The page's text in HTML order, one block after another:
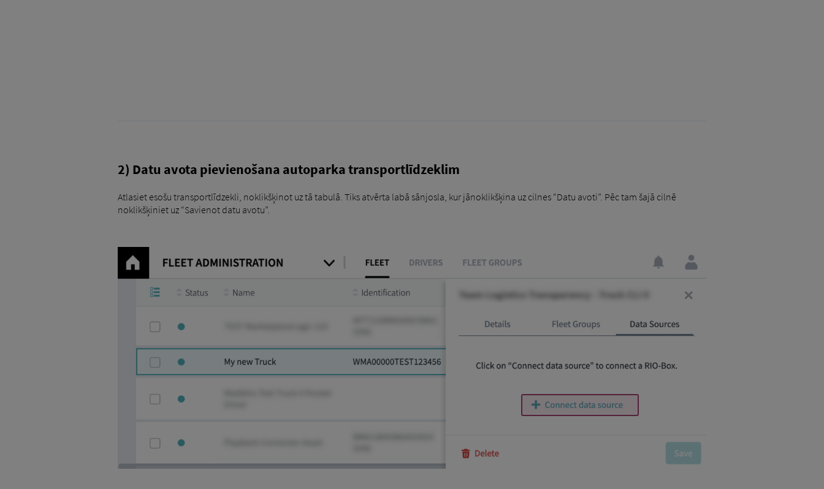
2) Datu avota pievienošana autoparka transportlīdzeklim
Atlasiet esošu transportlīdzekli, noklikšķinot uz tā tabulā. Tiks atvērta labā sānjosla, kur jānoklikšķina uz cilnes “Datu avoti”. Pēc tam šajā cilnē
noklikšķiniet uz “Savienot datu avotu”.